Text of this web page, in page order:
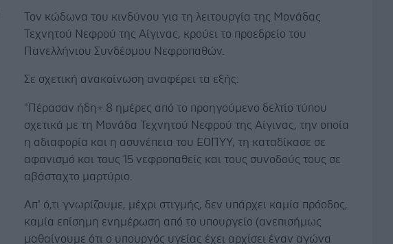
Τον κώδωνα του κινδύνου για τη λειτουργία της Μονάδας
Τεχνητού Νεφρού της Αίγινας, κρούει το προεδρείο του
Πανελλήνιου Συνδέσμου Νεφροπαθών.
Σε σχετική ανακοίνωση αναφέρει τα εξής:
"Πέρασαν ήδη+ 8 ημέρες από το προηγούμενο δελτίο τύπου
σχετικά με τη Μονάδα Τεχνητού Νεφρού της Αίγινας, την οποία
η αδιαφορία και η ασυνέπεια του ΕΟΠΥΥ, τη καταδίκασε σε
αφανισμό και τους 15 νεφροπαθείς και τους συνοδούς τους σε
αβάσταχτο μαρτύριο.
Απ’ ό,τι γνωρίζουμε, μέχρι στιγμής, δεν υπάρχει καμία πρόοδος,
καμία επίσημη ενημέρωση από το υπουργείο (ανεπισήμως
μαθαίνουμε ότι ο υπουργός υγείας έχει αρχίσει έναν αγώνα